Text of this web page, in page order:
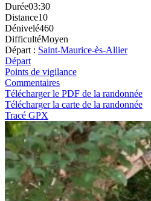
Durée03:30
Distance10
Dénivelé460
DifficultéMoyen
Départ : Saint-Maurice-ès-Allier
Départ
Points de vigilance
Commentaires
Télécharger le PDF de la randonnée
Télécharger la carte de la randonnée
Tracé GPX